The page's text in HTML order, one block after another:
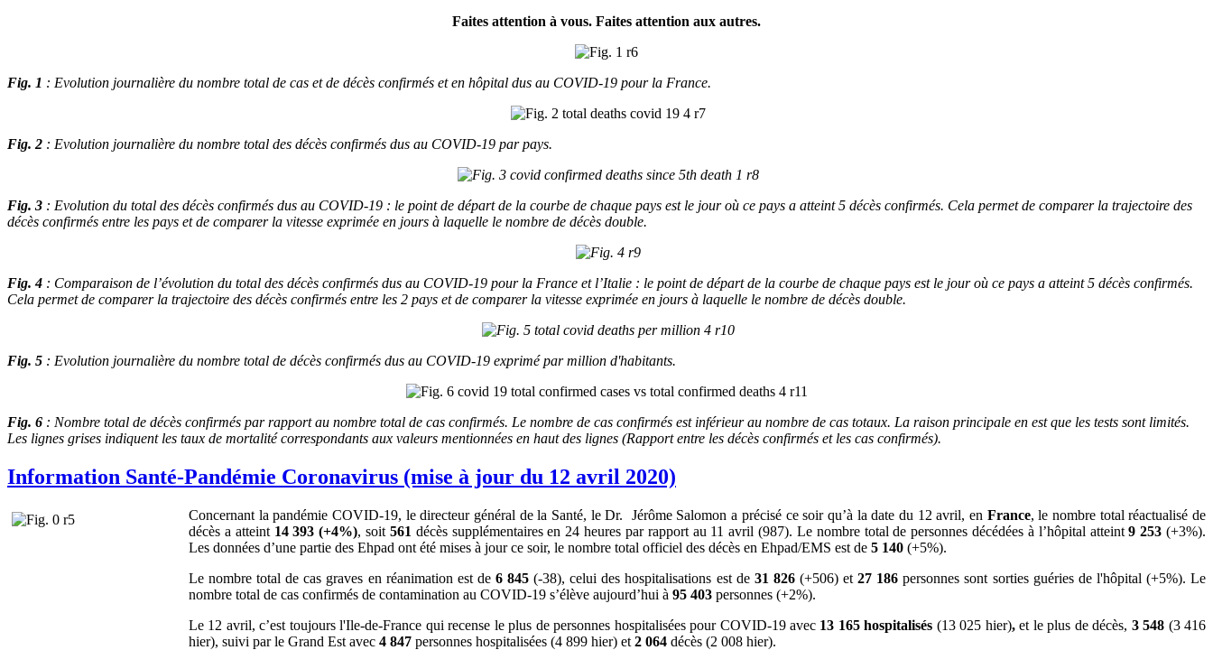
Faites attention à vous. Faites attention aux autres.
Fig. 1 : Evolution journalière du nombre total de cas et de décès confirmés et en hôpital dus au COVID-19 pour la France.
Fig. 2 : Evolution journalière du nombre total des décès confirmés dus au COVID-19 par pays.
Fig. 3 : Evolution du total des décès confirmés dus au COVID-19 : le point de départ de la courbe de chaque pays est le jour où ce pays a atteint 5 décès confirmés. Cela permet de comparer la trajectoire des
décès confirmés entre les pays et de comparer la vitesse exprimée en jours à laquelle le nombre de décès double.
Fig. 4 : Comparaison de l’évolution du total des décès confirmés dus au COVID-19 pour la France et l’Italie : le point de départ de la courbe de chaque pays est le jour où ce pays a atteint 5 décès confirmés.
Cela permet de comparer la trajectoire des décès confirmés entre les 2 pays et de comparer la vitesse exprimée en jours à laquelle le nombre de décès double.
Fig. 5 : Evolution journalière du nombre total de décès confirmés dus au COVID-19 exprimé par million d'habitants.
Fig. 6 : Nombre total de décès confirmés par rapport au nombre total de cas confirmés. Le nombre de cas confirmés est inférieur au nombre de cas totaux. La raison principale en est que les tests sont limités.
Les lignes grises indiquent les taux de mortalité correspondants aux valeurs mentionnées en haut des lignes (Rapport entre les décès confirmés et les cas confirmés).
Information Santé-Pandémie Coronavirus (mise à jour du 12 avril 2020)
Concernant la pandémie COVID-19, le directeur général de la Santé, le Dr. Jérôme Salomon a précisé ce soir qu’à la date du 12 avril, en France, le nombre total réactualisé de
décès a atteint 14 393 (+4%), soit 561 décès supplémentaires en 24 heures par rapport au 11 avril (987). Le nombre total de personnes décédées à l’hôpital atteint9 253(+3%).
Les données d’une partie des Ehpad ont été mises à jour ce soir, le nombre total officiel des décès en Ehpad/EMS est de 5 140 (+5%).
Le nombre total de cas graves en réanimation est de 6 845(-38), celui des hospitalisations est de 31 826(+506) et27 186personnes sont sorties guéries de l'hôpital (+5%). Le
nombre total de cas confirmés de contamination au COVID-19 s’élève aujourd’hui à 95 403 personnes (+2%).
Le 12 avril, c’est toujours l'Ile-de-France qui recense le plus de personnes hospitalisées pour COVID-19 avec 13 165 hospitalisés (13 025 hier),et le plus de décès, 3 548 (3 416
hier), suivi par le Grand Est avec 4 847 personnes hospitalisées (4 899 hier) et 2 064 décès (2 008 hier).